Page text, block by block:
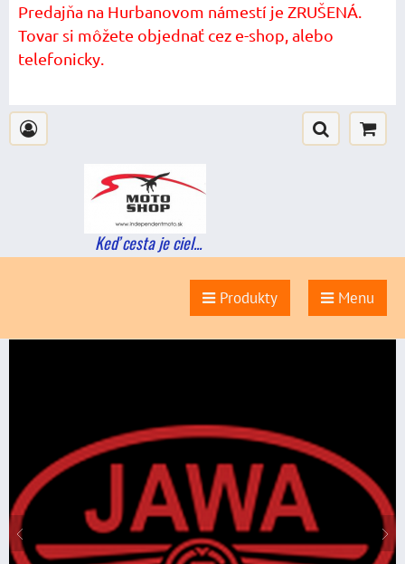
Predajňa na Hurbanovom námestí je ZRUŠENÁ.
Tovar si môžete objednať cez e-shop, alebo
telefonicky.
Keď cesta je ciel...
Produkty Menu